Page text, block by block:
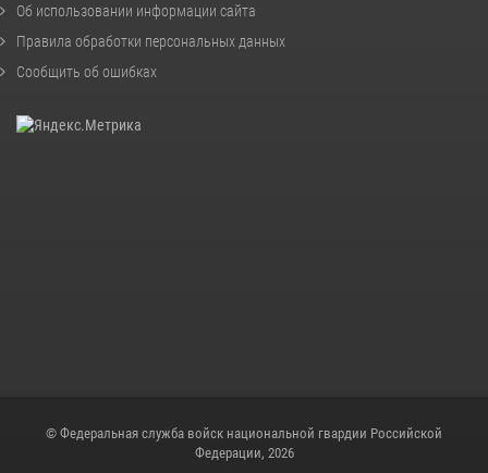
Об использовании информации сайта
Правила обработки персональных данных
Сообщить об ошибках
© Федеральная служба войск национальной гвардии Российской
Федерации, 2026